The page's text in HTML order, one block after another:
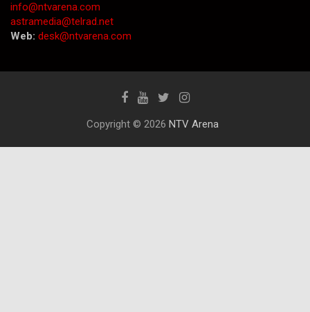
info@ntvarena.com
astramedia@telrad.net
Web: desk@ntvarena.com
Copyright © 2026 NTV Arena